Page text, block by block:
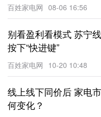
百姓家电网 08-06 16:56
别看盈利看模式 苏宁
按下“快进键”
百姓家电网 10-20 10:48
线上线下同价后 家电
何变化？